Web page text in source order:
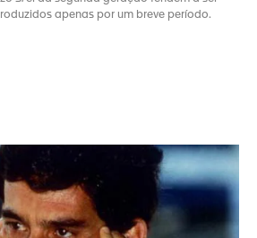
apenas por um breve período.